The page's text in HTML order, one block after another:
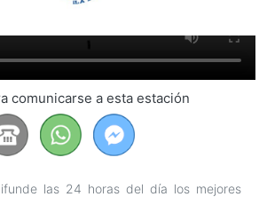
comunicarse a esta estación
las 24 horas del día los mejores